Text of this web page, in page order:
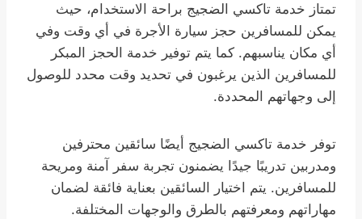
تمتاز خدمة تاكسي الضجيج براحة الاستخدام، حيث
يمكن للمسافرين حجز سيارة الأجرة في أي وقت وفي
أي مكان يناسبهم. كما يتم توفير خدمة الحجز المبكر
للمسافرين الذين يرغبون في تحديد وقت محدد للوصول
إلى وجهاتهم المحددة.
توفر خدمة تاكسي الضجيج أيضًا سائقين محترفين
ومدربين تدريبًا جيدًا يضمنون تجربة سفر آمنة ومريحة
للمسافرين. يتم اختيار السائقين بعناية فائقة لضمان
مهاراتهم ومعرفتهم بالطرق والوجهات المختلفة.